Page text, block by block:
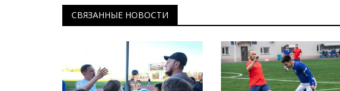
СВЯЗАННЫЕ НОВОСТИ